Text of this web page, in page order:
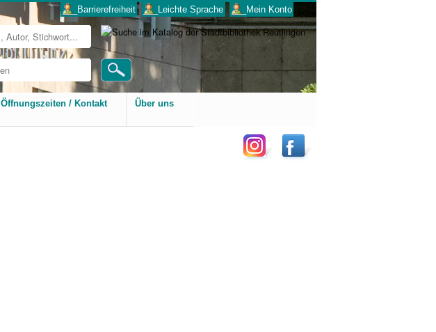
___Barrierefreiheit ___Leichte Sprache ___Mein Konto
Öffnungszeiten / Kontakt Über uns